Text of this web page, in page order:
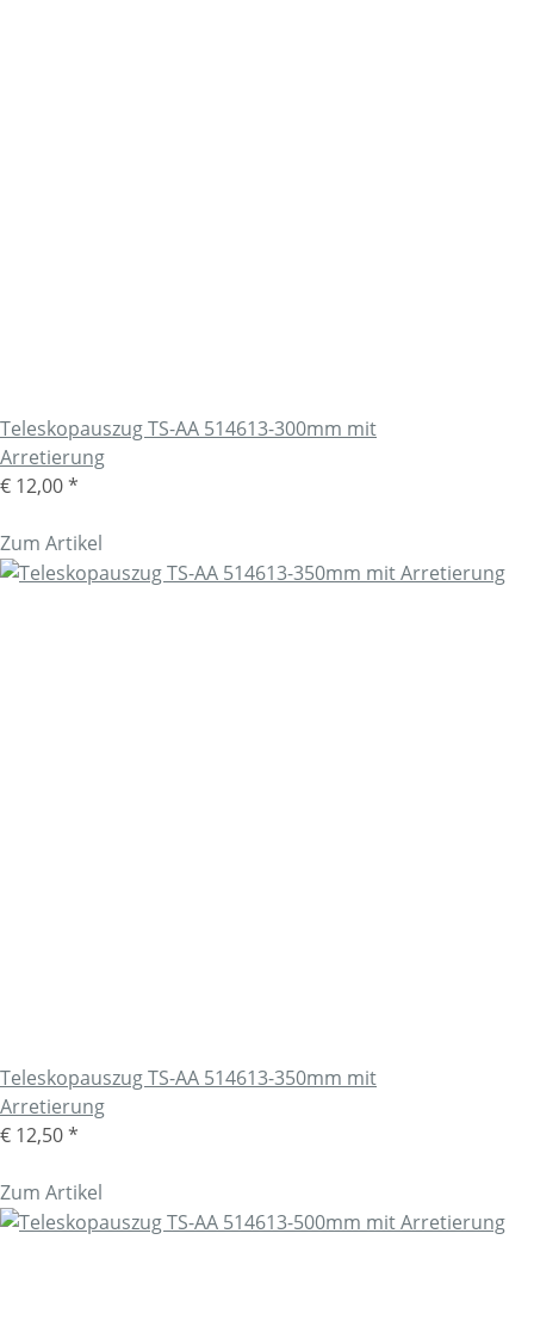
Teleskopauszug TS-AA 514613-300mm mit
Arretierung
€ 12,00*
Zum Artikel
Teleskopauszug TS-AA 514613-350mm mit
Arretierung
€ 12,50*
Zum Artikel